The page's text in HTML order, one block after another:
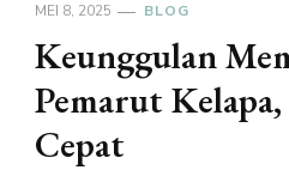
MEI 8, 2025 BLOG
Keunggulan
Pemarut
Cepat